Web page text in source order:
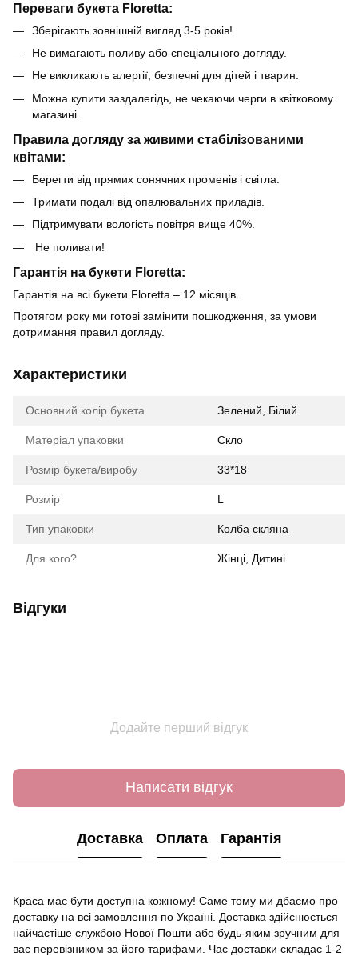
Переваги букета Floretta:
Зберігають зовнішній вигляд 3-5 років!
Не вимагають поливу або спеціального догляду.
Не викликають алергії, безпечні для дітей і тварин.
Можна купити заздалегідь, не чекаючи черги в квітковому
магазині.
Правила догляду за живими стабілізованими
квітами:
Берегти від прямих сонячних променів і світла.
Тримати подалі від опалювальних приладів.
Підтримувати вологість повітря вище 40%.
Не поливати!
Гарантія на букети Floretta:
Гарантія на всі букети Floretta – 12 місяців.
Протягом року ми готові замінити пошкодження, за умови
дотримання правил догляду.
Характеристики
Основний колір букета Зелений, Білий
Матеріал упаковки Скло
Розмір букета/виробу 33*18
Розмір L
Тип упаковки Колба скляна
Для кого? Жінці, Дитині
Відгуки
Додайте перший відгук
Написати відгук
Доставка Оплата Гарантія
Краса має бути доступна кожному! Саме тому ми дбаємо про
доставку на всі замовлення по Україні. Доставка здійснюється
найчастіше службою Нової Пошти або будь-яким зручним для
вас перевізником за його тарифами. Час доставки складає 1-2